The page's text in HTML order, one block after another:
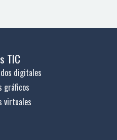
TIC
digitales
gráficos
virtuales